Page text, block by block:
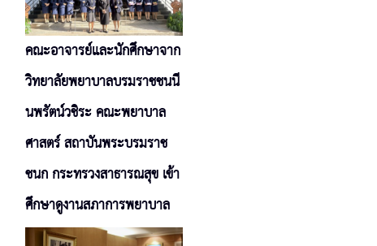
คณะอาจารย์และนักศึกษาจาก
วิทยาลัยพยาบาลบรมราชชนนี
นพรัตน์วชิระ คณะพยาบาล
ศาสตร์ สถาบันพระบรมราช
ชนก กระทรวงสาธารณสุข เข้า
ศึกษาดูงานสภาการพยาบาล